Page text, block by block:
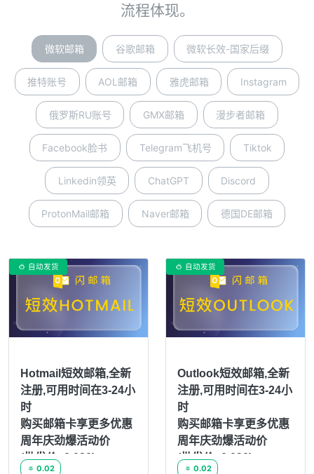
流程体现。
微软邮箱 谷歌邮箱 微软长效-国家后缀
推特账号 AOL邮箱 雅虎邮箱 Instagram
俄罗斯RU账号 GMX邮箱 漫步者邮箱
Facebook脸书 Telegram飞机号 Tiktok
Linkedin领英 ChatGPT Discord
ProtonMail邮箱 Naver邮箱 德国DE邮箱
 自动发货
Hotmail短效邮箱,全新
注册,可用时间在3-24小
时
购买邮箱卡享更多优惠
周年庆劲爆活动价
(批发价: 0.020)
 0.02
 自动发货
Outlook短效邮箱,全新
注册,可用时间在3-24小
时
购买邮箱卡享更多优惠
周年庆劲爆活动价
(批发价: 0.020)
 0.02